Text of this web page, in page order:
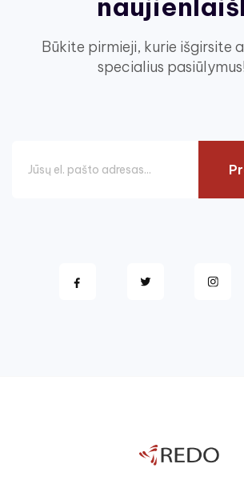
Būkite pirmieji, kurie išgirsite
specialius pasiūlymus!